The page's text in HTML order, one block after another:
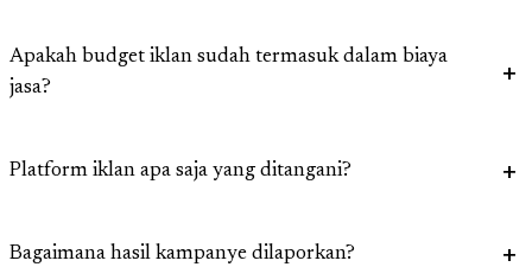
Apakah budget iklan sudah termasuk dalam biaya
jasa?
Platform iklan apa saja yang ditangani?
Bagaimana hasil kampanye dilaporkan?